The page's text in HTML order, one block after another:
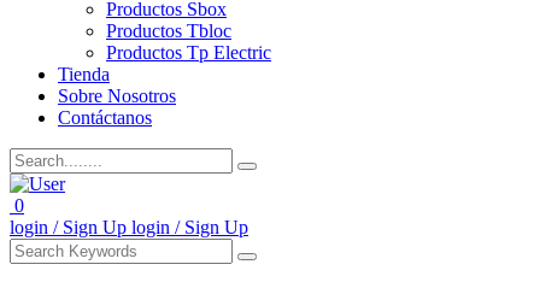
Productos Sbox
Productos Tbloc
Productos Tp Electric
Tienda
Sobre Nosotros
Contáctanos
0
login / Sign Up login / Sign Up